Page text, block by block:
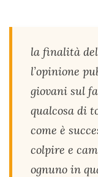
la finalità
l’opinione
giovani sul
qualcosa di
come è
colpire e
ognuno in